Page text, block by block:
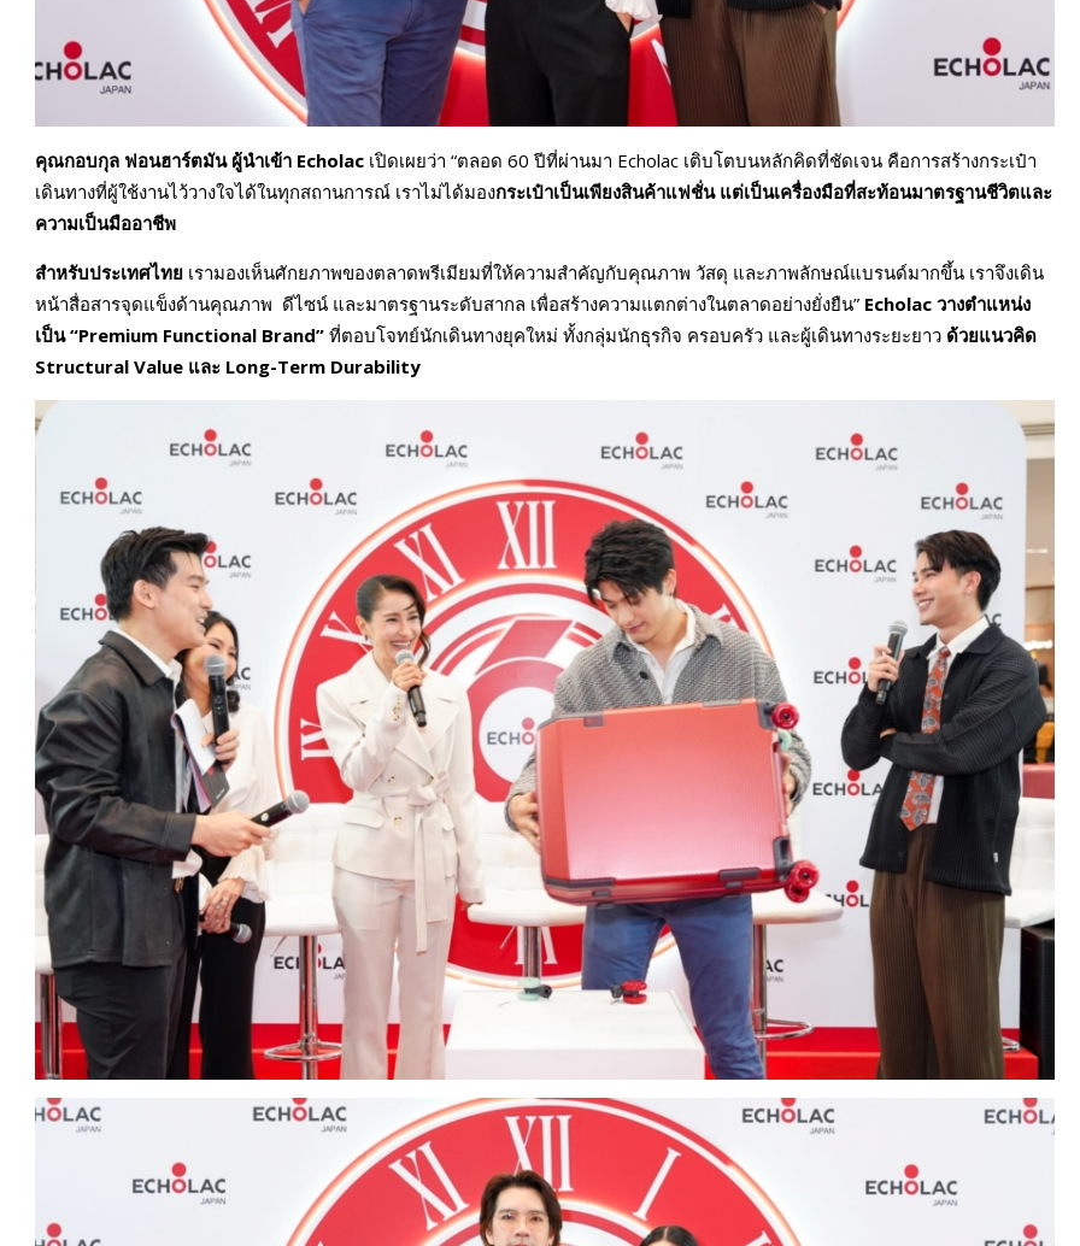
คุณกอบกุล ฟอนฮาร์ตมัน ผู้นำเข้า Echolac เปิดเผยว่า “ตลอด 60 ปีที่ผ่านมา Echolac เติบโตบนหลักคิดที่ชัดเจน คือการสร้างกระเป๋า
เดินทางที่ผู้ใช้งานไว้วางใจได้ในทุกสถานการณ์ เราไม่ได้มองกระเป๋าเป็นเพียงสินค้าแฟชั่น แต่เป็นเครื่องมือที่สะท้อนมาตรฐานชีวิตและ
ความเป็นมืออาชีพ
สำหรับประเทศไทย เรามองเห็นศักยภาพของตลาดพรีเมียมที่ให้ความสำคัญกับคุณภาพ วัสดุ และภาพลักษณ์แบรนด์มากขึ้น เราจึงเดิน
หน้าสื่อสารจุดแข็งด้านคุณภาพ ดีไซน์ และมาตรฐานระดับสากล เพื่อสร้างความแตกต่างในตลาดอย่างยั่งยืน” Echolac วางตำแหน่ง
เป็น “Premium Functional Brand” ที่ตอบโจทย์นักเดินทางยุคใหม่ ทั้งกลุ่มนักธุรกิจ ครอบครัว และผู้เดินทางระยะยาว ด้วยแนวคิด
Structural Value และ Long-Term Durability